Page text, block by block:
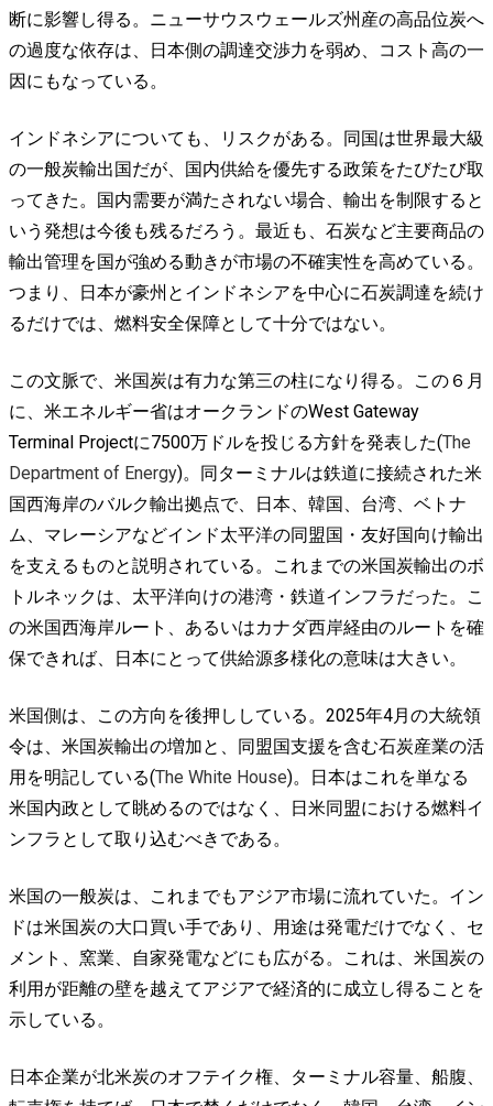
断に影響し得る。ニューサウスウェールズ州産の高品位炭へ
の過度な依存は、日本側の調達交渉力を弱め、コスト高の一
因にもなっている。
インドネシアについても、リスクがある。同国は世界最大級
の一般炭輸出国だが、国内供給を優先する政策をたびたび取
ってきた。国内需要が満たされない場合、輸出を制限すると
いう発想は今後も残るだろう。最近も、石炭など主要商品の
輸出管理を国が強める動きが市場の不確実性を高めている。
つまり、日本が豪州とインドネシアを中心に石炭調達を続け
るだけでは、燃料安全保障として十分ではない。
この文脈で、米国炭は有力な第三の柱になり得る。この６月
に、米エネルギー省はオークランドのWest Gateway
Terminal Projectに7500万ドルを投じる方針を発表した(The
Department of Energy)。同ターミナルは鉄道に接続された米
国西海岸のバルク輸出拠点で、日本、韓国、台湾、ベトナ
ム、マレーシアなどインド太平洋の同盟国・友好国向け輸出
を支えるものと説明されている。これまでの米国炭輸出のボ
トルネックは、太平洋向けの港湾・鉄道インフラだった。こ
の米国西海岸ルート、あるいはカナダ西岸経由のルートを確
保できれば、日本にとって供給源多様化の意味は大きい。
米国側は、この方向を後押ししている。2025年4月の大統領
令は、米国炭輸出の増加と、同盟国支援を含む石炭産業の活
用を明記している(The White House)。日本はこれを単なる
米国内政として眺めるのではなく、日米同盟における燃料イ
ンフラとして取り込むべきである。
米国の一般炭は、これまでもアジア市場に流れていた。イン
ドは米国炭の大口買い手であり、用途は発電だけでなく、セ
メント、窯業、自家発電などにも広がる。これは、米国炭の
利用が距離の壁を越えてアジアで経済的に成立し得ることを
示している。
日本企業が北米炭のオフテイク権、ターミナル容量、船腹、